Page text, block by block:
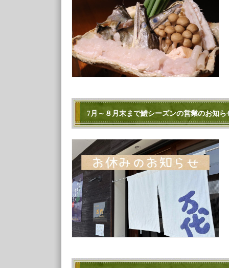
7月～８月末まで鱧シーズンの営業のお知ら